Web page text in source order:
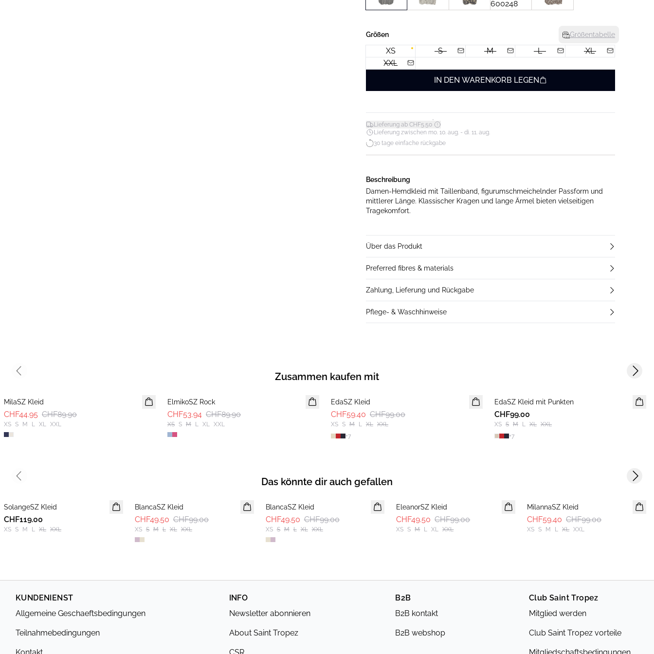
Größen Größentabelle
XS S M L
XL
XXL
IN DEN WARENKORB LEGEN
Lieferung ab CHF5.50*
Lieferung zwischen mo. 10. aug. - di. 11. aug.
30 tage einfache rückgabe
Beschreibung
Damen-Hemdkleid mit Taillenband, figurumschmeichelnder Passform und
mittlerer Länge. Klassischer Kragen und lange Ärmel bieten vielseitigen
Tragekomfort.
Über das Produkt
Preferred fibres & materials
Zahlung, Lieferung und Rückgabe
Pflege- & Waschhinweise
Zusammen kaufen mit
MilaSZ Kleid
CHF44.95 CHF89.90
XS S M L XL XXL
ElmikoSZ Rock
CHF53.94 CHF89.90
XS S M L XL XXL
-40%
EdaSZ Kleid
CHF59.40 CHF99.00
XS S M L XL XXL
+7
EdaSZ Kleid mit Punkten
CHF99.00
XS S M L XL XXL
+7
Previous slide Next
Das könnte dir auch gefallen
NEUHEIT
SolangeSZ Kleid
CHF119.00
XS S M L XL XXL
BlancaSZ Kleid
CHF49.50 CHF99.00
XS S M L XL XXL
-50%
BlancaSZ Kleid
CHF49.50 CHF99.00
XS S M L XL XXL
EleanorSZ Kleid
CHF49.50 CHF99.00
XS S M L XL XXL
MilannaSZ Kleid
CHF59.40 CHF99.00
XS S M L XL XXL
Previous slide Next
KUNDENIENST
Allgemeine Geschaeftsbedingungen
Teilnahmebedingungen
INFO
Newsletter abonnieren
About Saint Tropez
B2B
B2B kontakt
B2B webshop
Club Saint Tropez
Mitglied werden
Club Saint Tropez vorteile